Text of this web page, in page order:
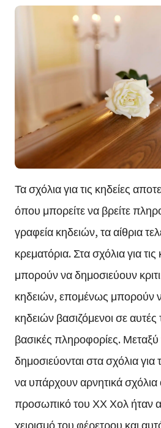
Τα σχόλια για τις κηδείες
όπου μπορείτε να βρείτε
γραφεία κηδειών, τα αίθρια
κρεματόρια. Στα σχόλια για
μπορούν να δημοσιεύουν
κηδειών, επομένως μπορούν
κηδειών βασιζόμενοι σε αυτές
βασικές πληροφορίες.
δημοσιεύονται στα σχόλια για
να υπάρχουν αρνητικά
προσωπικό του ΧΧ Χολ ήταν
χειρισμό του φέρετρου και